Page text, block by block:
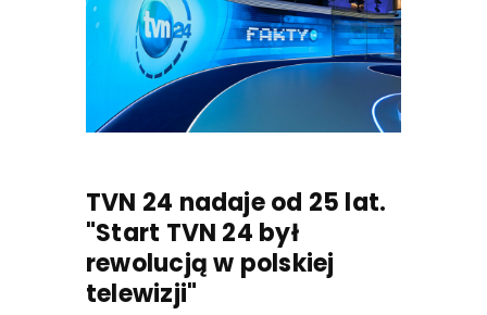
TVN 24 nadaje od 25 lat.
"Start TVN 24 był
rewolucją w polskiej
telewizji"